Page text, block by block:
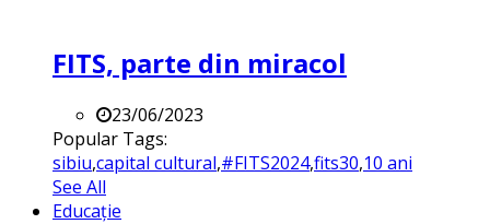
FITS, parte din miracol
23/06/2023
Popular Tags:
sibiu,capital cultural,#FITS2024,fits30,10 ani
See All
Educație